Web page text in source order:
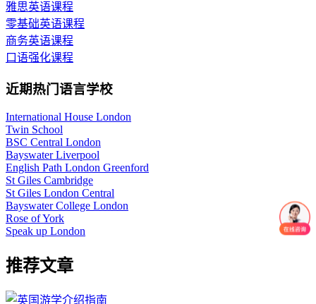
雅思英语课程
零基础英语课程
商务英语课程
口语强化课程
近期热门语言学校
International House London
Twin School
BSC Central London
Bayswater Liverpool
English Path London Greenford
St Giles Cambridge
St Giles London Central
Bayswater College London
Rose of York
Speak up London
推荐文章